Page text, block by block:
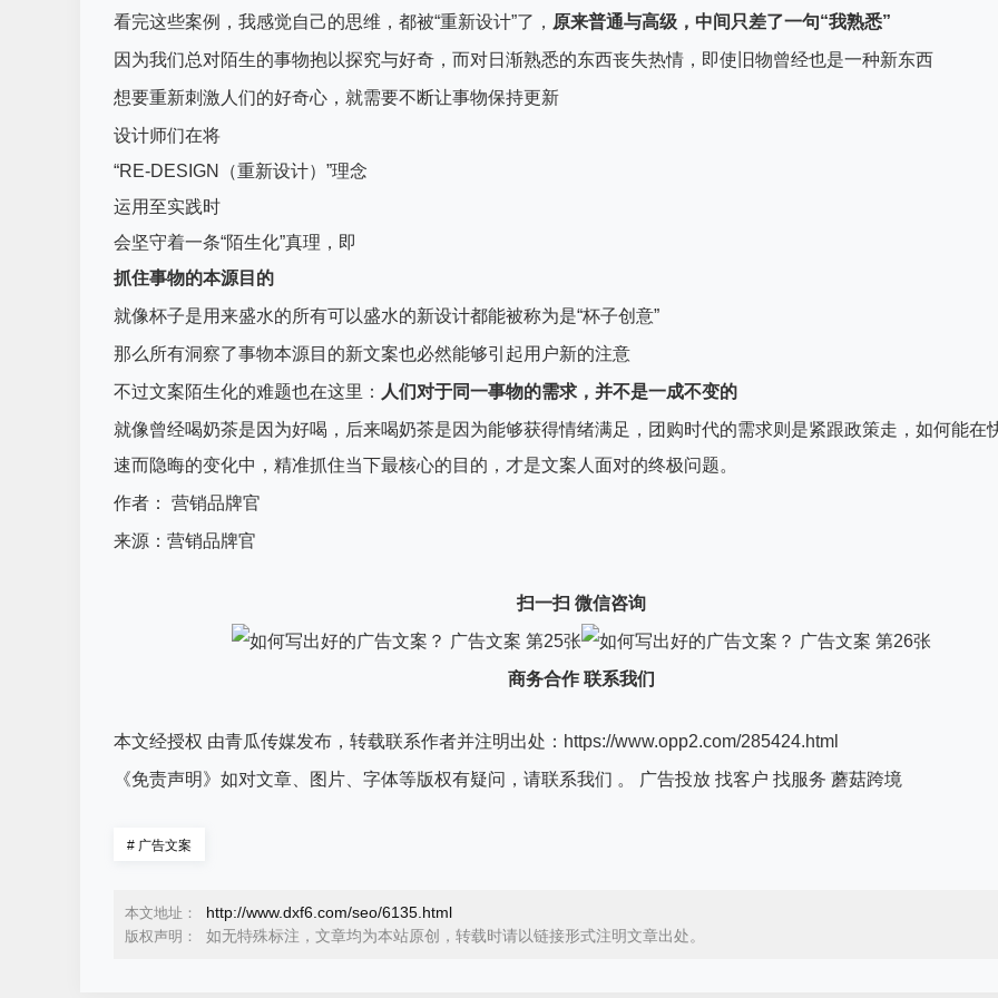
看完这些案例，我感觉自己的思维，都被“重新设计”了， 原来普通与高级， 中间只差了一句“我熟悉”
因为我们总对陌生的事物抱以探究与好奇，而对日渐熟悉的东西丧失热情，即使旧物曾经也是一种新东西
想要重新刺激人们的好奇心，就需要不断让事物保持更新
设计师们在将
“RE-DESIGN（重新设计）”理念
运用至实践时
会坚守着一条“陌生化”真理，即
抓住事物的本源目的
就像杯子是用来盛水的所有可以盛水的新设计都能被称为是“杯子创意”
那么所有洞察了事物本源目的新文案也必然能够引起用户新的注意
不过文案陌生化的难题也在这里： 人们对于同一事物的需求， 并不是一成不变的
就像曾经喝奶茶是因为好喝，后来喝奶茶是因为能够获得情绪满足，团购时代的需求则是紧跟政策走，如何能在
速而隐晦的变化中，精准抓住当下最核心的目的，才是文案人面对的终极问题。
作者： 营销品牌官
来源：营销品牌官
扫一扫 微信咨询
商务合作 联系我们
本文经授权 由青瓜传媒发布，转载联系作者并注明出处：https://www.opp2.com/285424.html
《免责声明》如对文章、图片、字体等版权有疑问，请联系我们 。 广告投放 找客户 找服务 蘑菇跨境
# 广告文案
本文地址： http://www.dxf6.com/seo/6135.html
版权声明： 如无特殊标注，文章均为本站原创，转载时请以链接形式注明文章出处。